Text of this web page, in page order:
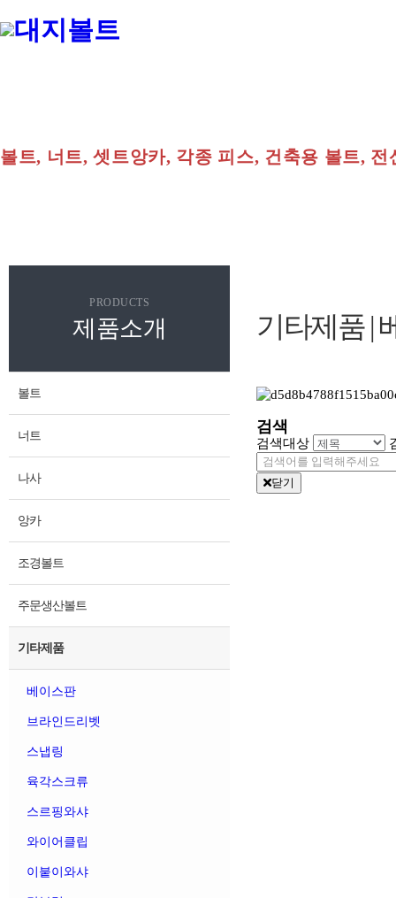
볼트, 너트, 셋트앙카, 각종 피스, 건축용 볼트,
PRODUCTS
제품소개
볼트
너트
나사
앙카
조경볼트
주문생산볼트
기타제품
베이스판
브라인드리벳
스냅링
육각스크류
스르핑와샤
와이어클립
이붙이와샤
기타제품 |
검색
검색대상
닫기